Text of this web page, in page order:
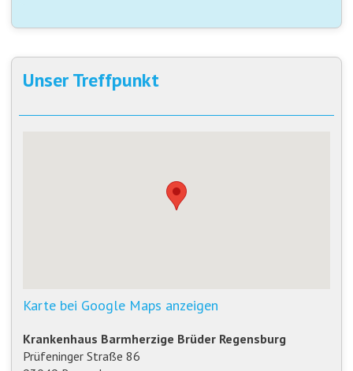
Unser Treffpunkt
Karte bei Google Maps anzeigen
Krankenhaus Barmherzige Brüder Regensburg
Prüfeninger Straße 86